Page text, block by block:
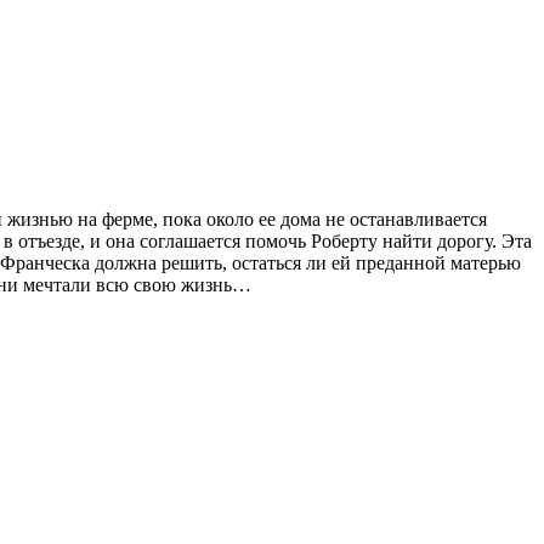
на ферме, пока около ее дома не останавливается
и она соглашается помочь Роберту найти дорогу. Эта
должна решить, остаться ли ей преданной матерью
мечтали всю свою жизнь…